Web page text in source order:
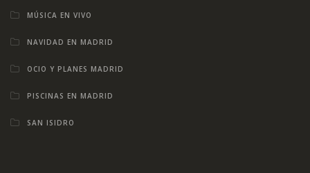
MÚSICA EN VIVO
NAVIDAD EN MADRID
OCIO Y PLANES MADRID
PISCINAS EN MADRID
SAN ISIDRO